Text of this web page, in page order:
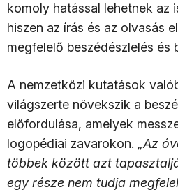
komoly hatással lehetnek az
hiszen az írás és az olvasás
megfelelő beszédészlelés és
A nemzetközi kutatások
világszerte növekszik a
előfordulása, amelyek
logopédiai zavarokon. „Az
többek között azt
egy része nem tudja